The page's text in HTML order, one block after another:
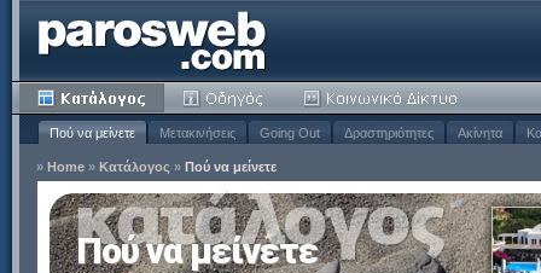
Πού να μείνετε Μετακινήσεις Going Out Δραστηριότητες Ακίνητα
» Home » Κατάλογος » Πού να μείνετε
Πού να μείνετε